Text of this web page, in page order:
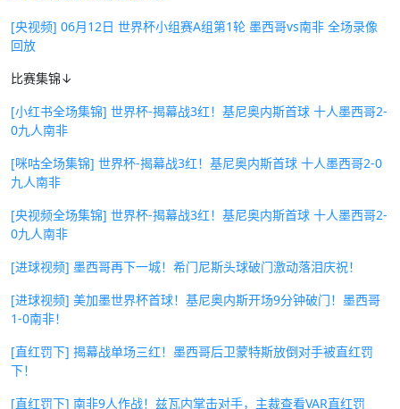
[央视频] 06月12日 世界杯小组赛A组第1轮 墨西哥vs南非 全场录像
回放
比赛集锦↓
[小红书全场集锦] 世界杯-揭幕战3红！基尼奥内斯首球 十人墨西哥2-
0九人南非
[咪咕全场集锦] 世界杯-揭幕战3红！基尼奥内斯首球 十人墨西哥2-0
九人南非
[央视频全场集锦] 世界杯-揭幕战3红！基尼奥内斯首球 十人墨西哥2-
0九人南非
[进球视频] 墨西哥再下一城！希门尼斯头球破门激动落泪庆祝！
[进球视频] 美加墨世界杯首球！基尼奥内斯开场9分钟破门！墨西哥
1-0南非！
[直红罚下] 揭幕战单场三红！墨西哥后卫蒙特斯放倒对手被直红罚
下！
[直红罚下] 南非9人作战！兹瓦内掌击对手，主裁查看VAR直红罚